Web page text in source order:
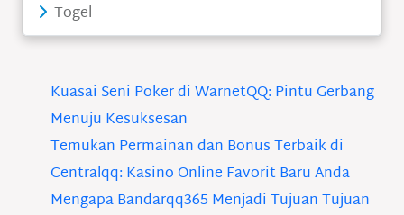
Togel
Kuasai Seni Poker di WarnetQQ: Pintu Gerbang
Menuju Kesuksesan
Temukan Permainan dan Bonus Terbaik di
Centralqq: Kasino Online Favorit Baru Anda
Mengapa Bandarqq365 Menjadi Tujuan Tujuan